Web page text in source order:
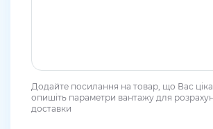
Додайте посилання на товар, що Вас
опишіть параметри вантажу для
доставки